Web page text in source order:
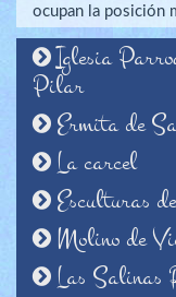
ocupan la posición
Iglesia
Pilar
Ermita de
La carcel
Esculturas
Molino de
Las Salinas